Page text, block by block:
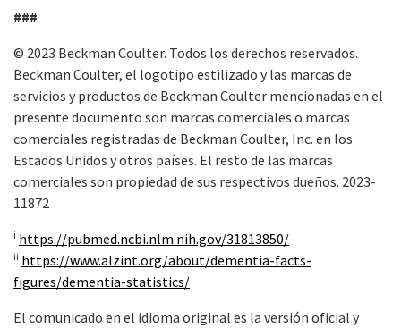
###
© 2023 Beckman Coulter. Todos los derechos reservados.
Beckman Coulter, el logotipo estilizado y las marcas de
servicios y productos de Beckman Coulter mencionadas en el
presente documento son marcas comerciales o marcas
comerciales registradas de Beckman Coulter, Inc. en los
Estados Unidos y otros países. El resto de las marcas
comerciales son propiedad de sus respectivos dueños. 2023-
11872
i https://pubmed.ncbi.nlm.nih.gov/31813850/
ii https://www.alzint.org/about/dementia-facts-
figures/dementia-statistics/
El comunicado en el idioma original es la versión oficial y